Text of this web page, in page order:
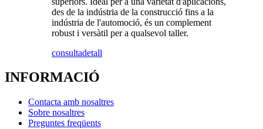
des de la indústria de la construcció fins a la
indústria de l'automoció, és un complement
robust i versàtil per a qualsevol taller.
consultadetall
INFORMACIÓ
Contacta amb nosaltres
Sobre nosaltres
Preguntes freqüents